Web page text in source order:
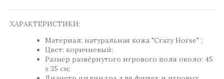
ХАРАКТЕРИСТИКИ:
Материал: натуральная кожа "Crazy Horse" ;
Цвет: коричневый;
Размер развёрнутого игрового поля около: 45
х 35 см;